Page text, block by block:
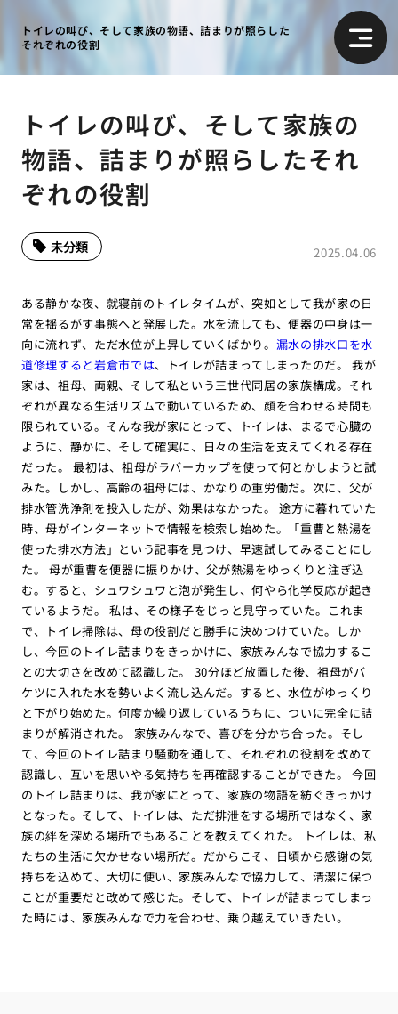
トイレの叫び、そして家族の物語、詰まりが照らした
それぞれの役割
トイレの叫び、そして家族の
物語、詰まりが照らしたそれ
ぞれの役割
2025.04.06
未分類
ある静かな夜、就寝前のトイレタイムが、突如として我が家の日
常を揺るがす事態へと発展した。水を流しても、便器の中身は一
向に流れず、ただ水位が上昇していくばかり。 漏水の排水口を水
道修理すると岩倉市では、トイレが詰まってしまったのだ。 我が
家は、祖母、両親、そして私という三世代同居の家族構成。それ
ぞれが異なる生活リズムで動いているため、顔を合わせる時間も
限られている。そんな我が家にとって、トイレは、まるで心臓の
ように、静かに、そして確実に、日々の生活を支えてくれる存在
だった。 最初は、祖母がラバーカップを使って何とかしようと試
みた。しかし、高齢の祖母には、かなりの重労働だ。次に、父が
排水管洗浄剤を投入したが、効果はなかった。 途方に暮れていた
時、母がインターネットで情報を検索し始めた。「重曹と熱湯を
使った排水方法」という記事を見つけ、早速試してみることにし
た。 母が重曹を便器に振りかけ、父が熱湯をゆっくりと注ぎ込
む。すると、シュワシュワと泡が発生し、何やら化学反応が起き
ているようだ。 私は、その様子をじっと見守っていた。これま
で、トイレ掃除は、母の役割だと勝手に決めつけていた。しか
し、今回のトイレ詰まりをきっかけに、家族みんなで協力するこ
との大切さを改めて認識した。 30分ほど放置した後、祖母がバ
ケツに入れた水を勢いよく流し込んだ。すると、水位がゆっくり
と下がり始めた。何度か繰り返しているうちに、ついに完全に詰
まりが解消された。 家族みんなで、喜びを分かち合った。そし
て、今回のトイレ詰まり騒動を通して、それぞれの役割を改めて
認識し、互いを思いやる気持ちを再確認することができた。 今回
のトイレ詰まりは、我が家にとって、家族の物語を紡ぐきっかけ
となった。そして、トイレは、ただ排泄をする場所ではなく、家
族の絆を深める場所でもあることを教えてくれた。 トイレは、私
たちの生活に欠かせない場所だ。だからこそ、日頃から感謝の気
持ちを込めて、大切に使い、家族みんなで協力して、清潔に保つ
ことが重要だと改めて感じた。そして、トイレが詰まってしまっ
た時には、家族みんなで力を合わせ、乗り越えていきたい。